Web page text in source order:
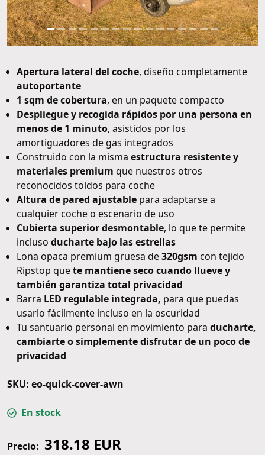
Apertura lateral del coche, diseño completamente
autoportante
1 sqm de cobertura, en un paquete compacto
Despliegue y recogida rápidos por una persona en
menos de 1 minuto, asistidos por los
amortiguadores de gas integrados
Construido con la misma estructura resistente y
materiales premium que nuestros otros
reconocidos toldos para coche
Altura de pared ajustable para adaptarse a
cualquier coche o escenario de uso
Cubierta superior desmontable, lo que te permite
incluso ducharte bajo las estrellas
Lona opaca premium gruesa de320gsm con tejido
Ripstop quete mantiene seco cuando llueve y
también garantiza total privacidad
Barra LED regulable integrada, para que puedas
usarlo fácilmente incluso en la oscuridad
Tu santuario personal en movimiento para ducharte,
cambiarte o simplemente disfrutar de un poco de
privacidad
SKU: eo-quick-cover-awn
En stock
Precio: 318.18 EUR